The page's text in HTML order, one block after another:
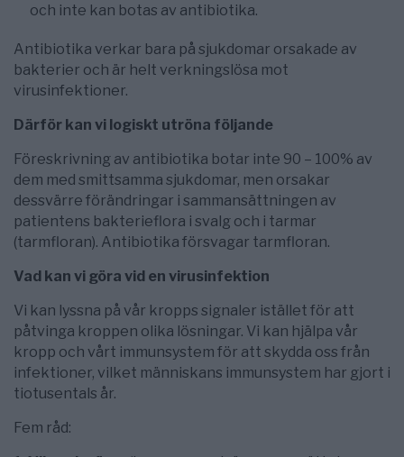
och inte kan botas av antibiotika.
Antibiotika verkar bara på sjukdomar orsakade av
bakterier och är helt verkningslösa mot
virusinfektioner.
Därför kan vi logiskt utröna följande
Föreskrivning av antibiotika botar inte 90 – 100% av
dem med smittsamma sjukdomar, men orsakar
dessvärre förändringar i sammansättningen av
patientens bakterieflora i svalg och i tarmar
(tarmfloran). Antibiotika försvagar tarmfloran.
Vad kan vi göra vid en virusinfektion
Vi kan lyssna på vår kropps signaler istället för att
påtvinga kroppen olika lösningar. Vi kan hjälpa vår
kropp och vårt immunsystem för att skydda oss från
infektioner, vilket människans immunsystem har gjort i
tiotusentals år.
Fem råd: